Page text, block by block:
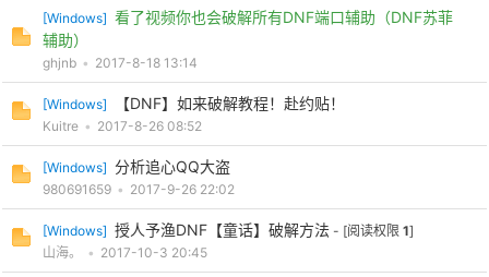
[Windows] 看了视频你也会破解所有DNF端口辅助（DNF苏菲
辅助）
ghjnb • 2017-8-18 13:14
[Windows] 【DNF】如来破解教程！赴约贴！
Kuitre • 2017-8-26 08:52
[Windows] 分析追心QQ大盗
980691659 • 2017-9-26 22:02
[Windows] 授人予渔DNF【童话】破解方法 - [阅读权限 1]
山海。
• 2017-10-3 20:45